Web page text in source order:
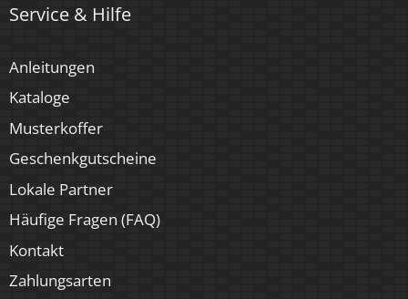
Ja
Service & Hilfe
Anleitungen
Kataloge
Musterkoffer
Geschenkgutscheine
Lokale Partner
Häufige Fragen (FAQ)
Kontakt
Zahlungsarten